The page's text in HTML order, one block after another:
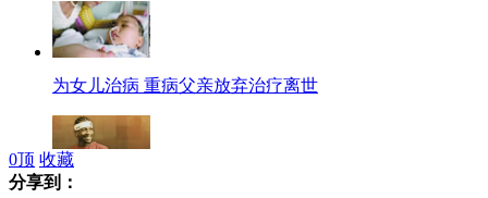
为女儿治病 重病父亲放弃治疗离世
0顶 收藏
分享到：